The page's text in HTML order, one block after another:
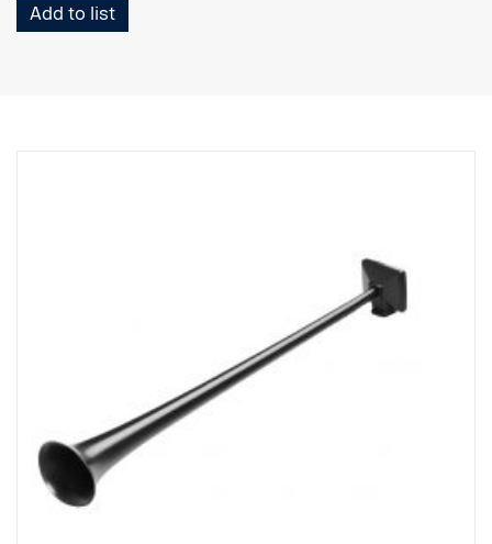
Add to list